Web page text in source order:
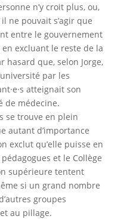
n’y croit plus, ou,
ne pouvait s’agir que
entre le gouvernement
excluant le reste de la
hasard que, selon Jorge,
par les
atteignait son
de médecine.
se trouve en plein
autant d’importance
exclut qu’elle puisse en
et le Collège
supérieure tentent
si un grand nombre
groupes
au pillage.